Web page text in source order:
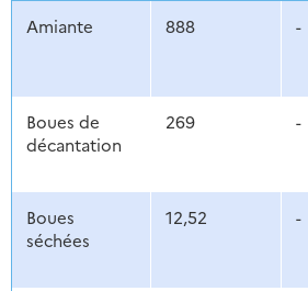
Amiante 888 -
Boues de
décantation
269 -
Boues
séchées
12,52 -